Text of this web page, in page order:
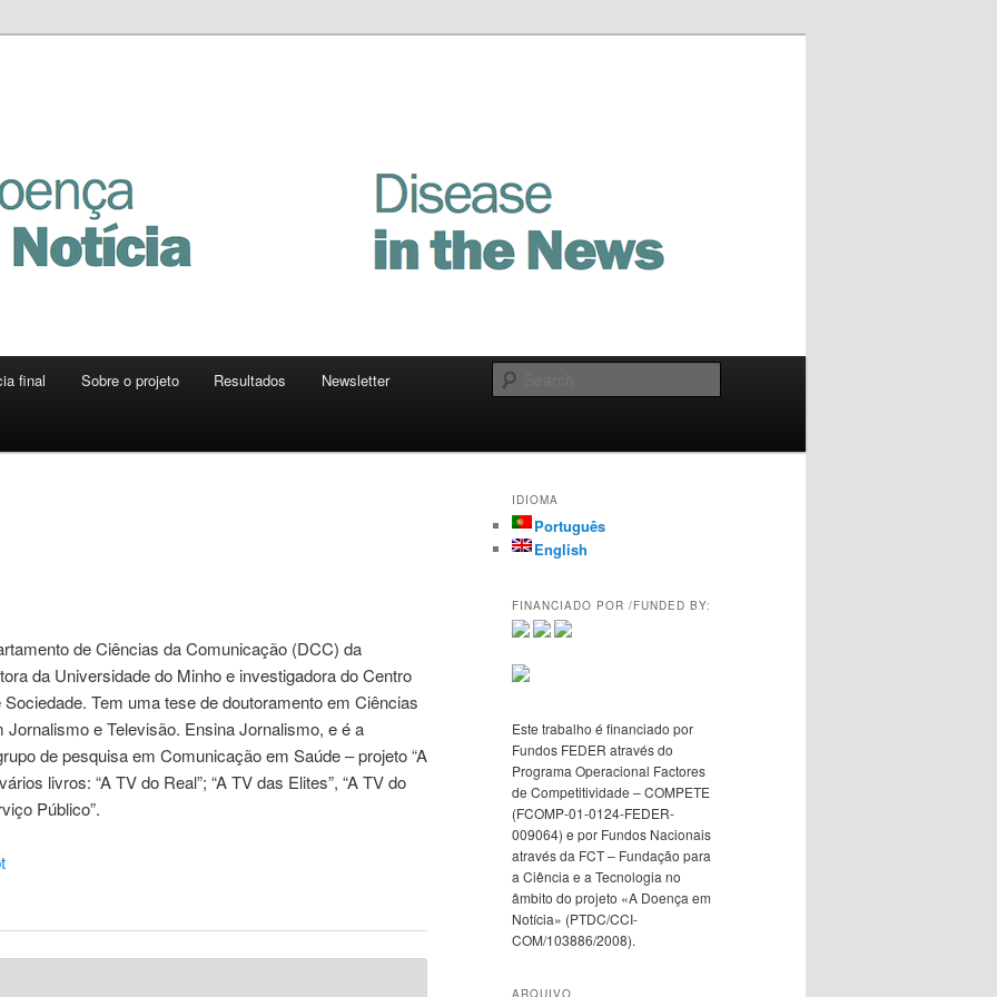
final Sobre o projeto Resultados Newsletter
de Ciências da Comunicação (DCC) da
da Universidade do Minho e investigadora do Centro
Tem uma tese de doutoramento em Ciências
e Televisão. Ensina Jornalismo, e é a
de pesquisa em Comunicação em Saúde – projeto “A
livros: “A TV do Real”; “A TV das Elites”, “A TV do
Público”.
IDIOMA
Português
English
FINANCIADO POR /FUNDED BY:
Este trabalho é financiado por
Fundos FEDER através do
Programa Operacional Factores
de Competitividade – COMPETE
(FCOMP-01-0124-FEDER-
009064) e por Fundos Nacionais
através da FCT – Fundação para
a Ciência e a Tecnologia no
âmbito do projeto «A Doença em
Notícia» (PTDC/CCI-
COM/103886/2008).
ARQUIVO